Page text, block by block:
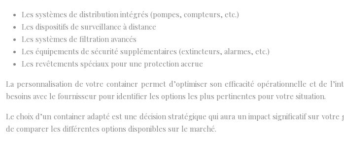
Les systèmes de distribution intégrés (pompes, compteurs, etc.)
Les dispositifs de surveillance à distance
Les systèmes de filtration avancés
Les équipements de sécurité supplémentaires (extincteurs, alarmes, etc.)
Les revêtements spéciaux pour une protection accrue
La personnalisation de votre container permet d’optimiser son efficacité opérationnelle et de
besoins avec le fournisseur pour identifier les options les plus pertinentes pour votre situation.
Le choix d’un container adapté est une décision stratégique qui aura un impact significatif sur
de comparer les différentes options disponibles sur le marché.